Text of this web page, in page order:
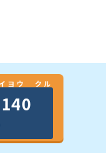
ヨウ クル